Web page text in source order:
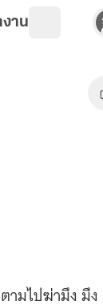
าน
ามไปฆ่ามึง มึง